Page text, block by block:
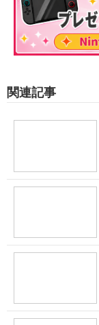
関連記事